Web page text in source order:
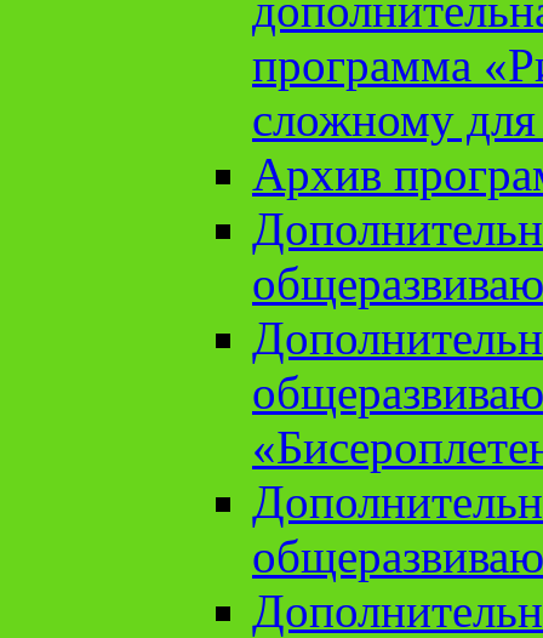
программа
сложному
Архив